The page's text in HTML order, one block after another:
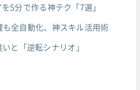
5分で作る神テク「7選」
全自動化、神スキル活用術
と「逆転シナリオ」